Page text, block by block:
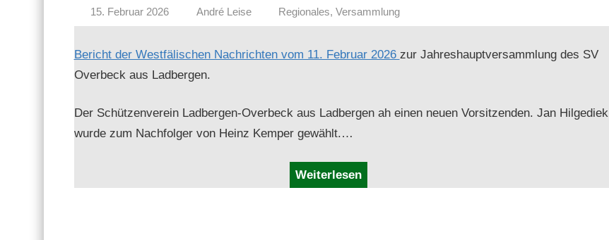
15. Februar 2026 André Leise Regionales, Versammlung
Bericht der West­fälis­chen Nachricht­en vom 11. Feb­ru­ar 2026 zur Jahre­shauptver­samm­lung des SV
Over­beck aus Ladbergen.
Der Schützen­vere­in Lad­ber­gen-Over­beck aus Lad­ber­gen ah einen neuen Vor­sitzen­den. Jan Hilgediek
wurde zum Nach­fol­ger von Heinz Kem­per gewählt.…
Weiterlesen